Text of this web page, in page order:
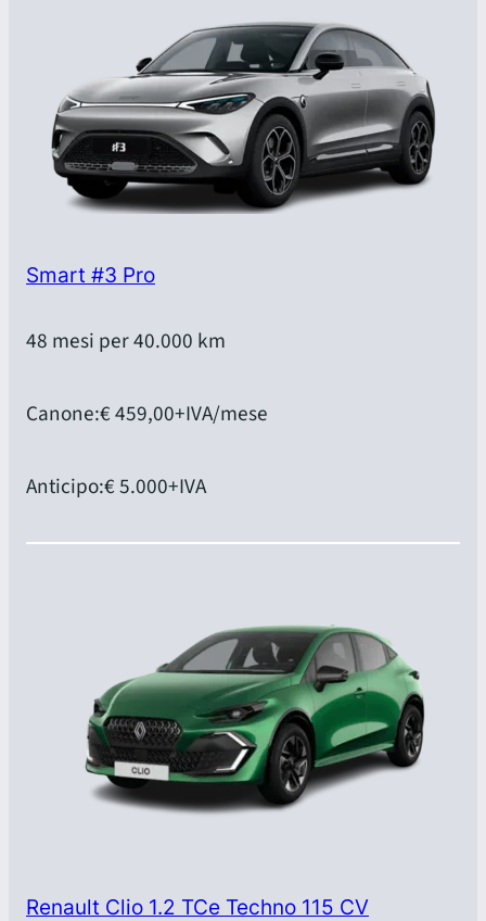
Smart #3 Pro
48 mesi per 40.000 km
Canone:€ 459,00+IVA/mese
Anticipo:€ 5.000+IVA
Renault Clio 1.2 TCe Techno 115 CV